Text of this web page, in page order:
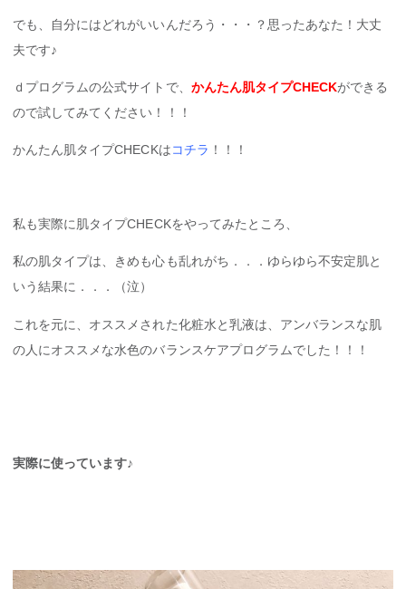
でも、自分にはどれがいいんだろう・・・？思ったあなた！大丈
夫です♪
ｄプログラムの公式サイトで、 かんたん肌タイプCHECKができる
ので試してみてください！！！
かんたん肌タイプCHECKはコチラ ！！！
私も実際に肌タイプCHECKをやってみたところ、
私の肌タイプは、きめも心も乱れがち．．．ゆらゆら不安定肌と
いう結果に．．．（泣）
これを元に、オススメされた化粧水と乳液は、アンバランスな肌
の人にオススメな水色のバランスケアプログラムでした！！！
実際に使っています♪